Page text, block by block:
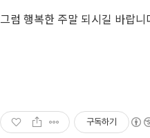
그럼 행복한 주말 되시길 바랍
구독하기